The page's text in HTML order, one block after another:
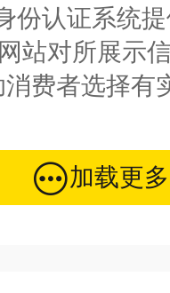
份认证系统
站对所展示
费者选择有
加载更多